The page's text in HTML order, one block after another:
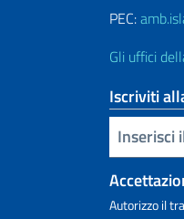
PEC:
Gli uffici
Iscriviti
Inserisci la tua email
Autorizzo il